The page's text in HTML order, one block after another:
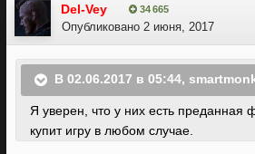
Del-Vey 34 665
Опубликовано 2 июня, 2017
В 02.06.2017 в 05:44,
Я уверен, что у них есть преданная
купит игру в любом случае.